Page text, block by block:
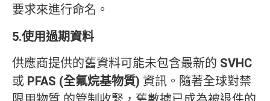
要求來進行命名。
5.使用過期資料
供應商提供的舊資料可能未包含最新的 SVHC
或 PFAS (全氟烷基物質) 資訊。隨著全球對禁